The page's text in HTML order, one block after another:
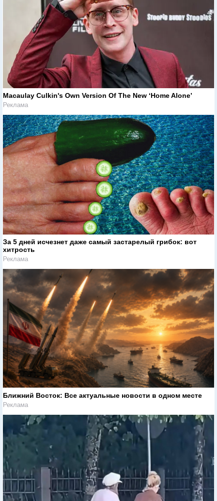
Macaulay Culkin's Own Version Of The New ‘Home Alone’
Реклама
За 5 дней исчезнет даже самый застарелый грибок: вот
хитрость
Реклама
Ближний Восток: Все актуальные новости в одном месте
Реклама